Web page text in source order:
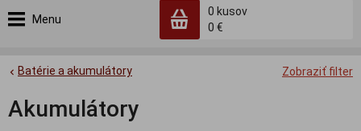
Menu
0 kusov
0 €
Zobraziť filter
Batérie a akumulátory
Akumulátory